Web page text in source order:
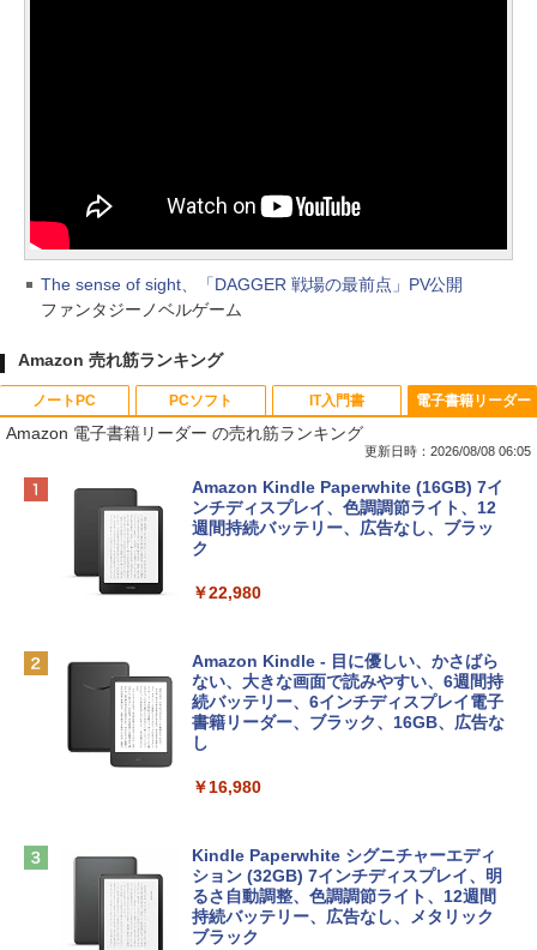
The sense of sight、「DAGGER 戦場の最前点」PV公開
ファンタジーノベルゲーム
Amazon 売れ筋ランキング
ノートPC
Apple 2026 MacBook Neo A18 Proチッ
プ搭載13インチノートブック：AIとAppl
e Intelligence、Liquid Retinaディスプ
レイ、8GBメモリ、512GB SSD、1080p
ィゴ + 3年延長 AppleCare+ for 13インチ
￥162,598
tomtoc 360°保護 15.6 16インチ パソコ
ンケース Dell NEC Lavie ASUS HP dyna
Apple 2026 MacBook Air M5チップ搭載
13インチノートブック：AIとApple Intell
igence、13.6インチLiquid Retinaディ
スプレイ、16GBユニファイドメモリ、1
PCソフト
Robloxギフトカード - 800 Robux 【限
定バーチャルアイテムを含む】 【オンラ
インゲームコード】 ロブロックス | オン
ラインコード版
￥1,300
Robloxギフトカード - 1000 Robux 【限
定バーチャルアイテムを含む】 【オンラ
インゲームコード】 ロブロックス |オン
ラインコード版
4(最新 永続版)|オンラインコード版|Wind
ows11、10/mac対応|PC2台
￥39,582
IT入門書
生成AIパスポート公式テキスト 第４版
￥1,766
出す プロンプトの言葉 AI画像生成シリー
ズ (はぴーイラストLabo)
￥480
ClaudeCode いちばんやさしい 教科書:
にもKindle出版にも！ 非エンジニアのた
めのAIコーディング入門シリーズ
￥99
電子書籍リーダー
Amazon 電子書籍リーダー の売れ筋ランキング
更新日時：2026/08/08 06:05
Amazon Kindle Paperwhite (16GB) 7イ
ンチディスプレイ、色調調節ライト、12
週間持続バッテリー、広告なし、ブラッ
ク
￥22,980
Amazon Kindle - 目に優しい、かさばら
ない、大きな画面で読みやすい、6週間持
続バッテリー、6インチディスプレイ電子
書籍リーダー、ブラック、16GB、広告な
し
￥16,980
Kindle Paperwhite シグニチャーエディ
ション (32GB) 7インチディスプレイ、明
るさ自動調整、色調調節ライト、12週間
持続バッテリー、広告なし、メタリック
ブラック